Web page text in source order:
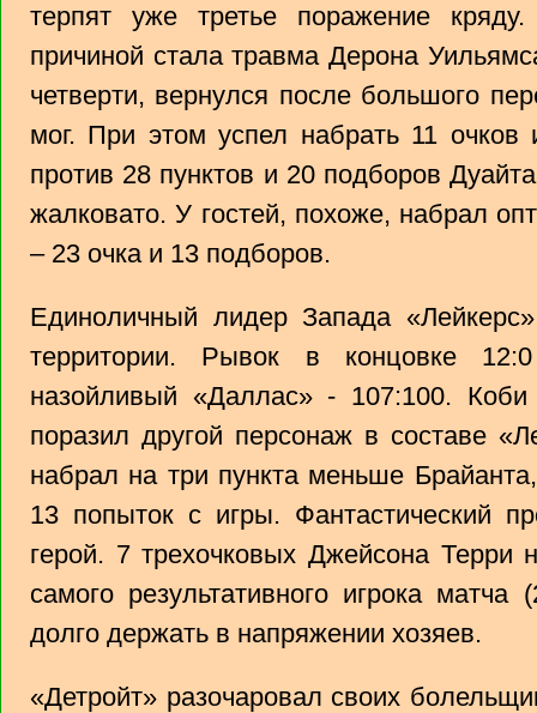
терпят уже третье поражение
причиной стала травма Дерона
четверти, вернулся после большого
мог. При этом успел набрать 11
против 28 пунктов и 20 подборов
жалковато. У гостей, похоже, набрал
– 23 очка и 13 подборов.
Единоличный лидер Запада
территории. Рывок в концовке
назойливый «Даллас» - 107:100.
поразил другой персонаж в составе
набрал на три пункта меньше
13 попыток с игры. Фантастический
герой. 7 трехочковых Джейсона Терри
самого результативного игрока
долго держать в напряжении хозяев.
«Детройт» разочаровал своих